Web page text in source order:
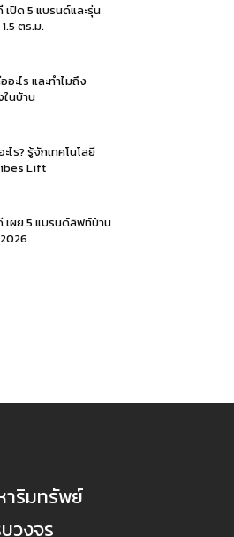
ปิด 5 แบรนด์และรุ่น
ตร.ม.
ะไร และทำไมถึง
ในบ้าน
ไร? รู้จักเทคโนโลยี
Lift
ผย 5 แบรนด์ลิฟท์บ้าน
าริมทรัพย์
วงจร